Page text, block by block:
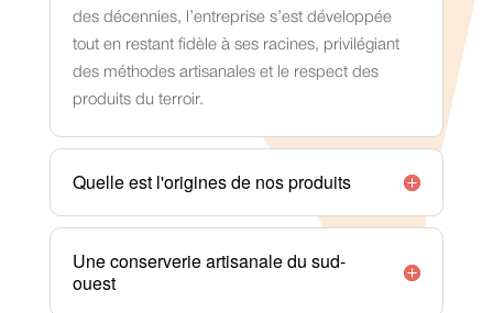
des décennies, l’entreprise s’est développée
tout en restant fidèle à ses racines, privilégiant
des méthodes artisanales et le respect des
produits du terroir.
Quelle est l'origines de nos produits
Une conserverie artisanale du sud-
ouest